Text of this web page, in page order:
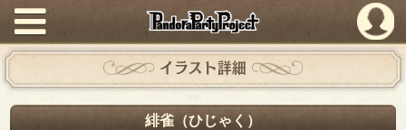
PandoraPartyProject
イラスト詳細
緋雀（ひじゃく）